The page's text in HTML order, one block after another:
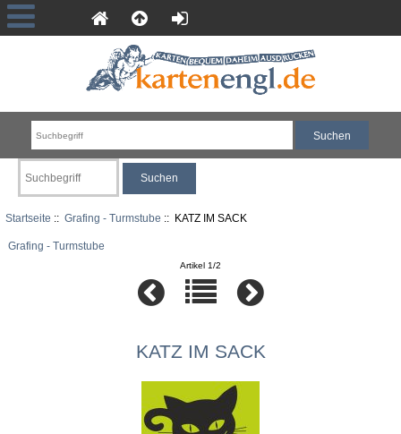
Startseite :: Grafing - Turmstube :: KATZ IM SACK
Grafing - Turmstube
Artikel 1/2
KATZ IM SACK